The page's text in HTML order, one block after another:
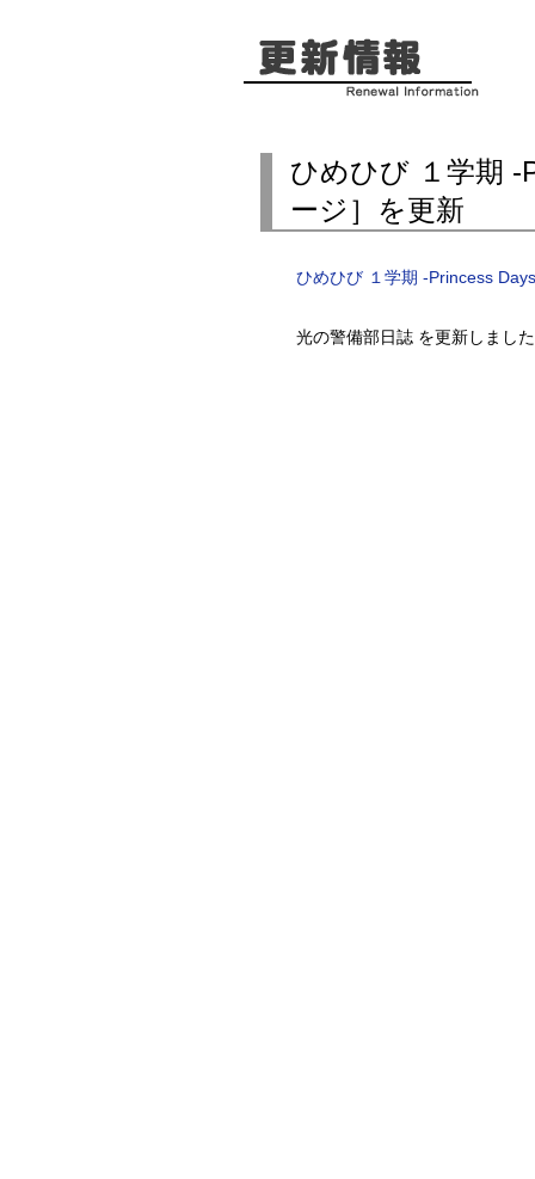
ひめひび １学期 -
ージ］を更新
ひめひび １学期 -Princess
光の警備部日誌 を更新しまし